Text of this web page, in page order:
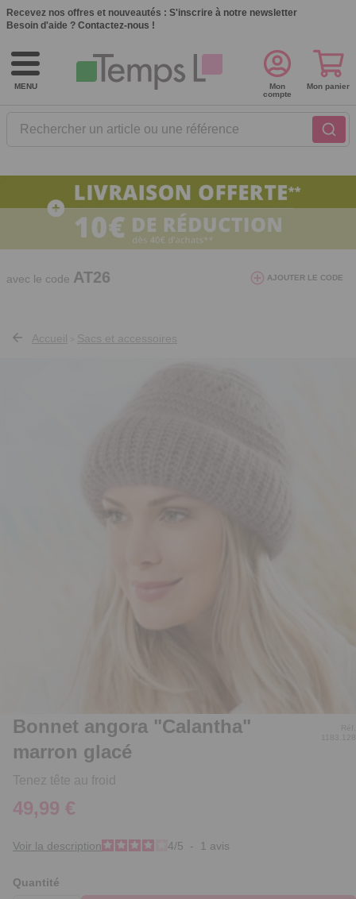
Recevez nos offres et nouveautés : S'inscrire à notre newsletter
Besoin d'aide ? Contactez-nous !
MENU
Rechercher un article ou une référence
Mon
compte
Mon panier
10€ de réduction dès 40€ d'achat. Offre
valable du 03/08/2026 au 12/08/2026.
avec le code AT26 AJOUTER LE CODE
Accueil Sacs et accessoires
Bonnet angora "Calantha"
marron glacé
Tenez tête au froid
Réf.
49,99 €
Voir la description 4/5 - 1 avis
Quantité